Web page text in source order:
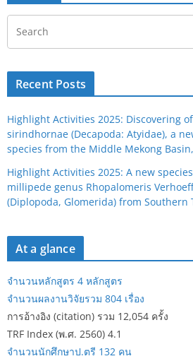
Recent Posts
Highlight Activities 2025: Discovering
sirindhornae (Decapoda: Atyidae), a
species from the Middle Mekong
Highlight Activities 2025: A new
millipede genus Rhopalomeris
(Diplopoda, Glomerida) from Southern
At a glance
จำนวนหลักสูตร 4 หลักสูตร
จำนวนผลงานวิจัยรวม 804 เรื่อง
การอ้างอิง (citation) รวม 12,054 ครั้ง
TRF Index (พ.ศ. 2560) 4.1
จำนวนนักศึกษาป.ตรี 132 คน